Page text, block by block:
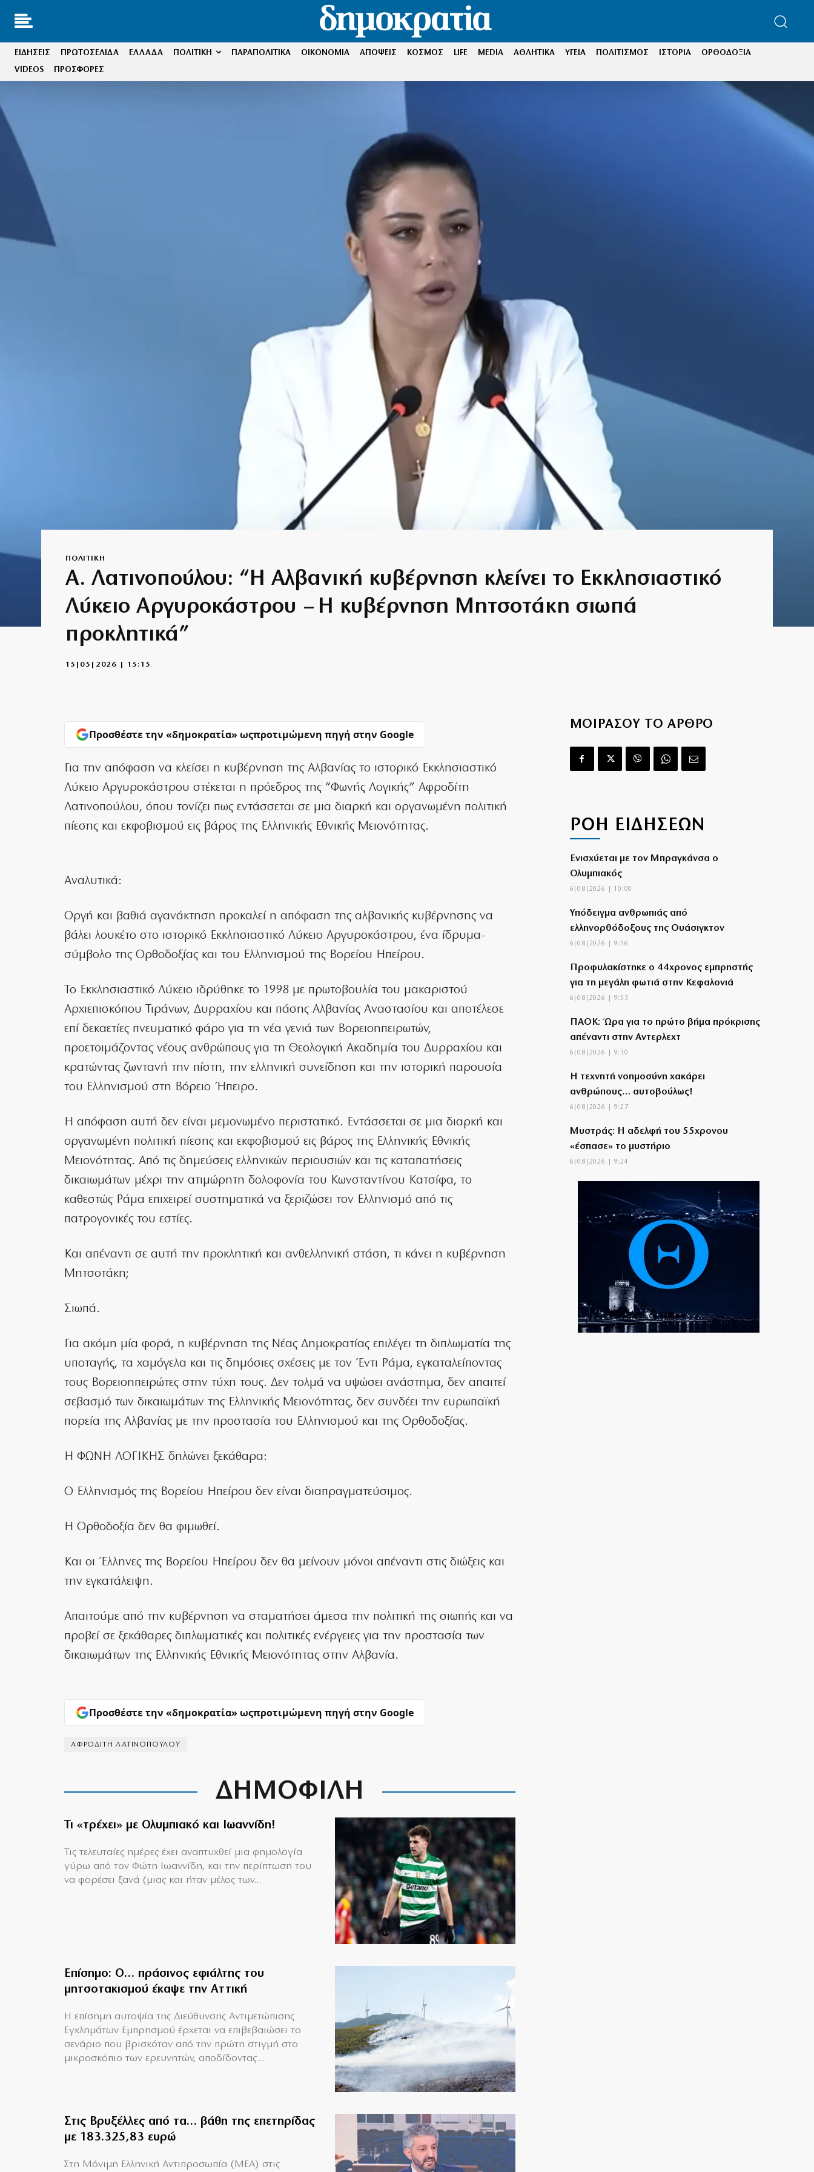
ΕΙΔΗΣΕΙΣ ΠΡΩΤΟΣΕΛΙΔΑ ΕΛΛΑΔΑ ΠΟΛΙΤΙΚΗ ΠΑΡΑΠΟΛΙΤΙΚΑ ΟΙΚΟΝΟΜΙΑ ΑΠΟΨΕΙΣ ΚΟΣΜΟΣ LIFE MEDIA ΑΘΛΗΤΙΚΑ ΥΓΕΙΑ ΠΟΛΙΤΙΣΜΟΣ ΙΣΤΟΡΙΑ
ΟΡΘΟΔΟΞΙΑ
VIDEOS
ΠΡΟΣΦΟΡΕΣ
ΠΟΛΙΤΙΚΗ
Α. Λατινοπούλου: “Η Αλβανική κυβέρνηση κλείνει το Εκκλησιαστικό
Λύκειο Αργυροκάστρου – Η κυβέρνηση Μητσοτάκη σιωπά
προκλητικά”
15|05|2026 | 15:15
Προσθέστε την «δημοκρατία» ωςπροτιμώμενη πηγή στην Google
Για την απόφαση να κλείσει η κυβέρνηση της Αλβανίας το ιστορικό Εκκλησιαστικό
Λύκειο Αργυροκάστρου στέκεται η πρόεδρος της “Φωνής Λογικής” Αφροδίτη
Λατινοπούλου, όπου τονίζει πως εντάσσεται σε μια διαρκή και οργανωμένη πολιτική
πίεσης και εκφοβισμού εις βάρος της Ελληνικής Εθνικής Μειονότητας.
Αναλυτικά:
Οργή και βαθιά αγανάκτηση προκαλεί η απόφαση της αλβανικής κυβέρνησης να
βάλει λουκέτο στο ιστορικό Εκκλησιαστικό Λύκειο Αργυροκάστρου, ένα ίδρυμα-
σύμβολο της Ορθοδοξίας και του Ελληνισμού της Βορείου Ηπείρου.
Το Εκκλησιαστικό Λύκειο ιδρύθηκε το 1998 με πρωτοβουλία του μακαριστού
Αρχιεπισκόπου Τιράνων, Δυρραχίου και πάσης Αλβανίας Αναστασίου και αποτέλεσε
επί δεκαετίες πνευματικό φάρο για τη νέα γενιά των Βορειοηπειρωτών,
προετοιμάζοντας νέους ανθρώπους για τη Θεολογική Ακαδημία του Δυρραχίου και
κρατώντας ζωντανή την πίστη, την ελληνική συνείδηση και την ιστορική παρουσία
του Ελληνισμού στη Βόρειο Ήπειρο.
Η απόφαση αυτή δεν είναι μεμονωμένο περιστατικό. Εντάσσεται σε μια διαρκή και
οργανωμένη πολιτική πίεσης και εκφοβισμού εις βάρος της Ελληνικής Εθνικής
Μειονότητας. Από τις δημεύσεις ελληνικών περιουσιών και τις καταπατήσεις
δικαιωμάτων μέχρι την ατιμώρητη δολοφονία του Κωνσταντίνου Κατσίφα, το
καθεστώς Ράμα επιχειρεί συστηματικά να ξεριζώσει τον Ελληνισμό από τις
πατρογονικές του εστίες.
Και απέναντι σε αυτή την προκλητική και ανθελληνική στάση, τι κάνει η κυβέρνηση
Μητσοτάκη;
Σιωπά.
Για ακόμη μία φορά, η κυβέρνηση της Νέας Δημοκρατίας επιλέγει τη διπλωματία της
υποταγής, τα χαμόγελα και τις δημόσιες σχέσεις με τον Έντι Ράμα, εγκαταλείποντας
τους Βορειοηπειρώτες στην τύχη τους. Δεν τολμά να υψώσει ανάστημα, δεν απαιτεί
σεβασμό των δικαιωμάτων της Ελληνικής Μειονότητας, δεν συνδέει την ευρωπαϊκή
πορεία της Αλβανίας με την προστασία του Ελληνισμού και της Ορθοδοξίας.
Η ΦΩΝΗ ΛΟΓΙΚΗΣ δηλώνει ξεκάθαρα:
Ο Ελληνισμός της Βορείου Ηπείρου δεν είναι διαπραγματεύσιμος.
Η Ορθοδοξία δεν θα φιμωθεί.
Και οι Έλληνες της Βορείου Ηπείρου δεν θα μείνουν μόνοι απέναντι στις διώξεις και
την εγκατάλειψη.
Απαιτούμε από την κυβέρνηση να σταματήσει άμεσα την πολιτική της σιωπής και να
προβεί σε ξεκάθαρες διπλωματικές και πολιτικές ενέργειες για την προστασία των
δικαιωμάτων της Ελληνικής Εθνικής Μειονότητας στην Αλβανία.
Προσθέστε την «δημοκρατία» ωςπροτιμώμενη πηγή στην Google
ΑΦΡΟΔΙΤΗ ΛΑΤΙΝΟΠΟΥΛΟΥ
ΔΗΜΟΦΙΛΗ
Τι «τρέχει» με Ολυμπιακό και Ιωαννίδη!
Τις τελευταίες ημέρες έχει αναπτυχθεί μια φημολογία
γύρω από τον Φώτη Ιωαννίδη, και την περίπτωση του
να φορέσει ξανά (μιας και ήταν μέλος των...
Επίσημο: Ο… πράσινος εφιάλτης του
μητσοτακισμού έκαψε την Αττική
Η επίσημη αυτοψία της Διεύθυνσης Αντιμετώπισης
Εγκλημάτων Εμπρησμού έρχεται να επιβεβαιώσει το
σενάριο που βρισκόταν από την πρώτη στιγμή στο
μικροσκόπιο των ερευνητών, αποδίδοντας...
Στις Βρυξέλλες από τα… βάθη της επετηρίδας
με 183.325,83 ευρώ
Στη Μόνιμη Ελληνική Αντιπροσωπία (ΜΕΑ) στις
ΜΟΙΡΑΣΟΥ ΤΟ ΑΡΘΡΟ
ΡΟΗ ΕΙΔΗΣΕΩΝ
Ενισχύεται με τον Μπραγκάνσα ο
Ολυμπιακός
6|08|2026 | 10:00
Υπόδειγμα ανθρωπιάς από
ελληνορθόδοξους της Ουάσιγκτον
6|08|2026 | 9:56
Προφυλακίστηκε ο 44χρονος εμπρηστής
για τη μεγάλη φωτιά στην Κεφαλονιά
6|08|2026 | 9:53
ΠΑΟΚ: Ώρα για το πρώτο βήμα πρόκρισης
απέναντι στην Αντερλεχτ
6|08|2026 | 9:30
Η τεχνητή νοημοσύνη χακάρει
ανθρώπους… αυτοβούλως!
6|08|2026 | 9:27
Μυστράς: Η αδελφή του 55χρονου
«έσπασε» το μυστήριο
6|08|2026 | 9:24
6|08|2026 | 9:07
Γιώργος Σηφάκης: Η πρόκριση είναι
ανοιχτή, αλλά η εικόνα του είναι… θαμπή
Επίδομα παιδιού 150 ευρώ: Πότε είναι η
επόμενη πληρωμή
6|08|2026 | 9:00
Σήμερα στο Α’ Νεκροταφείο Αθηνών το